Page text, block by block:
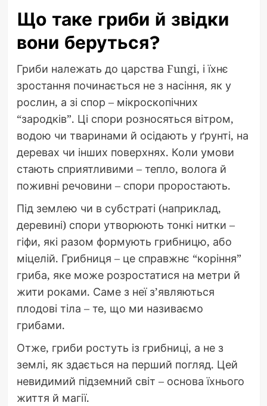
Що таке гриби й звідки
вони беруться?
Гриби належать до царства Fungi, і їхнє
зростання починається не з насіння, як у
рослин, а зі спор – мікроскопічних
“зародків”. Ці спори розносяться вітром,
водою чи тваринами й осідають у ґрунті, на
деревах чи інших поверхнях. Коли умови
стають сприятливими – тепло, волога й
поживні речовини – спори проростають.
Під землею чи в субстраті (наприклад,
деревині) спори утворюють тонкі нитки –
гіфи, які разом формують грибницю, або
міцелій. Грибниця – це справжнє “коріння”
гриба, яке може розростатися на метри й
жити роками. Саме з неї з’являються
плодові тіла – те, що ми називаємо
грибами.
Отже, гриби ростуть із грибниці, а не з
землі, як здається на перший погляд. Цей
невидимий підземний світ – основа їхнього
життя й магії.